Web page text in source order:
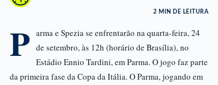
2 MIN DE LEITURA
P arma e Spezia se enfrentarão na quarta-feira, 24
de setembro, às 12h (horário de Brasília), no
Estádio Ennio Tardini, em Parma. O jogo faz parte
da primeira fase da Copa da Itália. O Parma, jogando em